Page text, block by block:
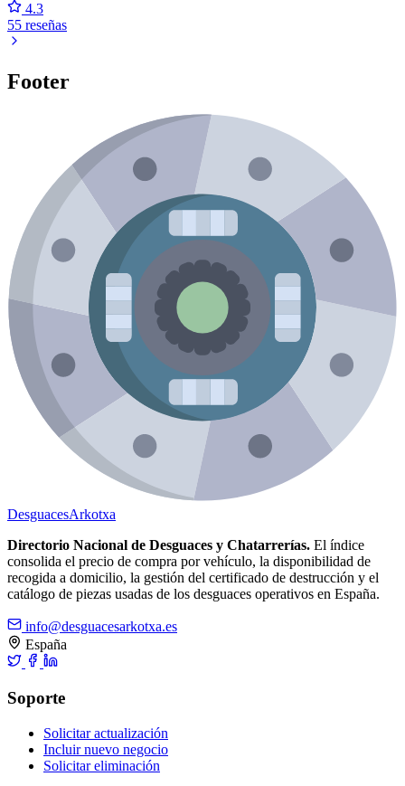
4.3
55 reseñas
Footer
DesguacesArkotxa
Directorio Nacional de Desguaces y Chatarrerías. El índice
consolida el precio de compra por vehículo, la disponibilidad de
recogida a domicilio, la gestión del certificado de destrucción y el
catálogo de piezas usadas de los desguaces operativos en España.
info@desguacesarkotxa.es
España
Soporte
Solicitar actualización
Incluir nuevo negocio
Solicitar eliminación